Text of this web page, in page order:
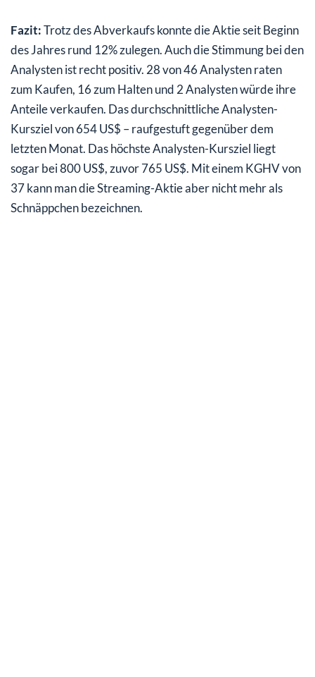
Fazit:Trotz des Abverkaufs konnte die Aktie seit Beginn
des Jahres rund 12% zulegen. Auch die Stimmung bei den
Analysten ist recht positiv. 28 von 46 Analysten raten
zum Kaufen, 16 zum Halten und 2 Analysten würde ihre
Anteile verkaufen. Das durchschnittliche Analysten-
Kursziel von 654 US$ – raufgestuft gegenüber dem
letzten Monat. Das höchste Analysten-Kursziel liegt
sogar bei 800 US$, zuvor 765 US$. Mit einem KGHV von
37 kann man die Streaming-Aktie aber nicht mehr als
Schnäppchen bezeichnen.